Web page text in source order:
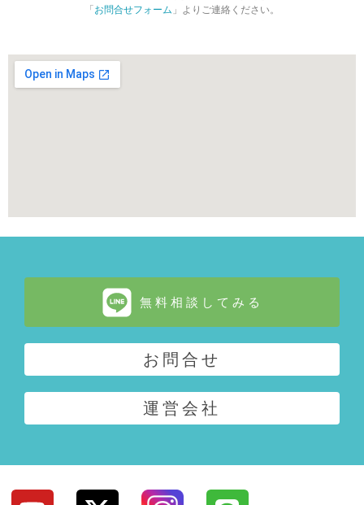
「 お問合せフォーム 」よりご連絡ください。
無料相談してみる
お問合せ
運営会社